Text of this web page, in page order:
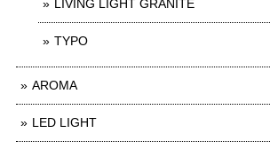
LIVING LIGHT GRANITE
TYPO
AROMA
LED LIGHT